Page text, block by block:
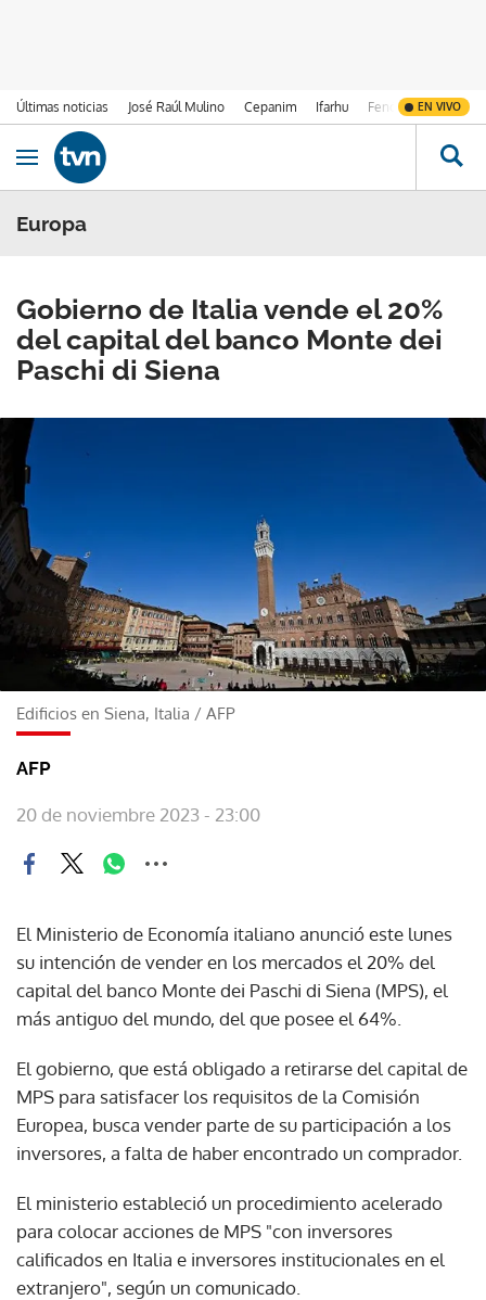
Últimas noticias José Raúl Mulino Cepanim Ifarhu Fenómeno de El
EN VIVO
Ir al contenido
Obrir navegació
Europa
Gobierno de Italia vende el 20%
del capital del banco Monte dei
Paschi di Siena
Edificios en Siena, Italia / AFP
AFP
20 de noviembre 2023 - 23:00
El Ministerio de Economía italiano anunció este lunes
su intención de vender en los mercados el 20% del
capital del banco Monte dei Paschi di Siena (MPS), el
más antiguo del mundo, del que posee el 64%.
El gobierno, que está obligado a retirarse del capital de
MPS para satisfacer los requisitos de la Comisión
Europea, busca vender parte de su participación a los
inversores, a falta de haber encontrado un comprador.
El ministerio estableció un procedimiento acelerado
para colocar acciones de MPS "con inversores
calificados en Italia e inversores institucionales en el
extranjero", según un comunicado.